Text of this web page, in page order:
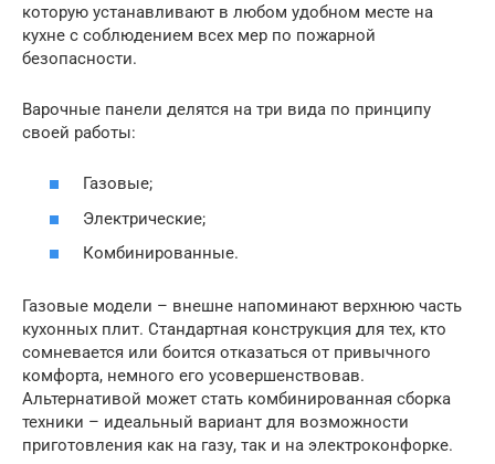
которую устанавливают в любом удобном месте на
кухне с соблюдением всех мер по пожарной
безопасности.
Варочные панели делятся на три вида по принципу
своей работы:
Газовые;
Электрические;
Комбинированные.
Газовые модели – внешне напоминают верхнюю часть
кухонных плит. Стандартная конструкция для тех, кто
сомневается или боится отказаться от привычного
комфорта, немного его усовершенствовав.
Альтернативой может стать комбинированная сборка
техники – идеальный вариант для возможности
приготовления как на газу, так и на электроконфорке.